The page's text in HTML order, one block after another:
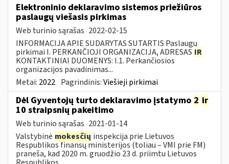
Elektroninio deklaravimo sistemos priežiūros
paslaugų viešasis pirkimas
Web turinio sąrašas 2022-02-15
INFORMACIJA APIE SUDARYTAS SUTARTIS Paslaugų
pirkimai I. PERKANČIOJI ORGANIZACIJA, ADRESAS IR
KONTAKTINIAI DUOMENYS: I.1. Perkančiosios
organizacijos pavadinimas...
Metai: 2022 Pagrindinis:Viešieji pirkimai
Dėl Gyventojų turto deklaravimo įstatymo 2 ir
10 straipsnių pakeitimo
Web turinio sąrašas 2021-01-14
Valstybinė mokesčių inspekcija prie Lietuvos
Respublikos finansų ministerijos (toliau – VMI prie FM)
praneša, kad 2020 m. gruodžio 23 d. priimtu Lietuvos